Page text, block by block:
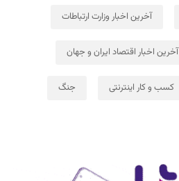
آخرین اخبار وزارت ارتباطات
آخرین اخبار اقتصاد ایران و جهان
کسب و کار اینترنتی جنگ